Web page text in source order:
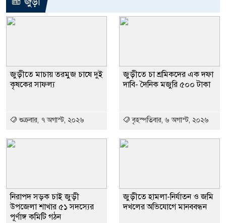
জুড়ীতে মাচায় তরমুজ চাষে দুই
কৃষকের সাফল্য
শুক্রবার, ৭ অগাস্ট, ২০২৬
জুড়ীতে চা শ্রমিকদের এক দফা
দাবি- দৈনিক মজুরি ৫০০ টাকা
বৃহস্পতিবার, ৬ অগাস্ট, ২০২৬
নিরাপদ সড়ক চাই জুড়ী
উপজেলা শাখার ৫১ সদস্যের
পূর্ণাঙ্গ কমিটি গঠন
জুড়ীতে হামলা-নির্যাতন ও জমি
দখলের অভিযোগে মানববন্ধন